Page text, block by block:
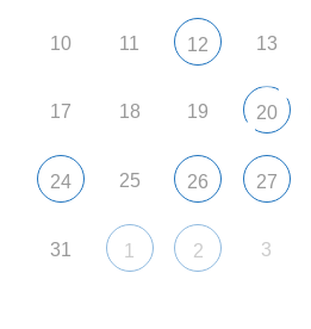
10 11 12 13
17 18 19 20
24 25 26 27
31 1 2 3